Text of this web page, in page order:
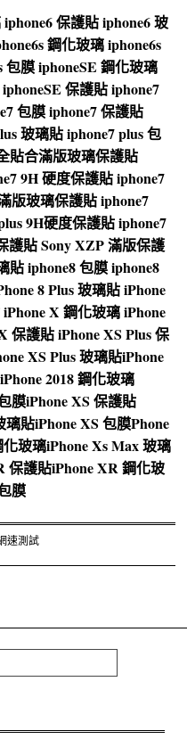
iphone6 保護貼iphone6 玻
鋼化玻璃iphone6s
包膜iphoneSE 鋼化玻璃
iphoneSE 保護貼iphone7
包膜iphone7 保護貼
玻璃貼iphone7 plus 包
貼合滿版玻璃保護貼
9H 硬度保護貼iphone7
版玻璃保護貼iphone7
9H硬度保護貼iphone7
護貼Sony XZP 滿版保護
貼iphone8 包膜iphone8
8 Plus 玻璃貼iPhone
iPhone X 鋼化玻璃iPhone
保護貼iPhone XS Plus 保
XS Plus 玻璃貼iPhone
iPhone 2018 鋼化玻璃
膜iPhone XS 保護貼
璃貼iPhone XS 包膜Phone
化玻璃iPhone Xs Max 玻璃
保護貼iPhone XR 鋼化玻
膜
速測試